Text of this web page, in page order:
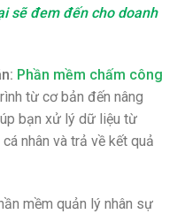
sẽ đem đến cho doanh
Phần mềm chấm công
từ cơ bản đến nâng
bạn xử lý dữ liệu từ
nhân và trả về kết quả
mềm quản lý nhân sự